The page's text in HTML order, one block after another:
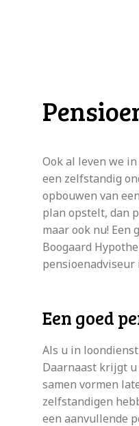
Ook al leven we
een zelfstandig
opbouwen van
plan opstelt, dan
maar ook nu! Een
Boogaard
pensioenadviseur
Een goed
Als u in
Daarnaast krijgt u
samen vormen
zelfstandigen
een aanvullende